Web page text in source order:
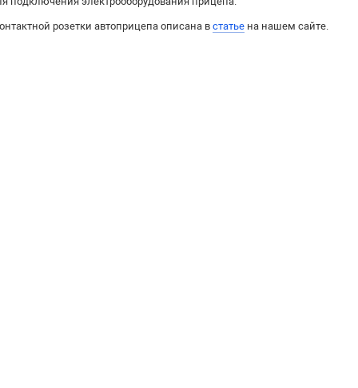
розетки автоприцепа описана в статье на нашем сайте.